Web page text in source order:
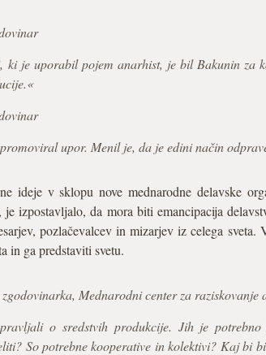
je uporabil pojem anarhist, je bil Bakunin za
upor. Menil je, da je edini način
ideje v sklopu nove mednarodne delavske
izpostavljalo, da mora biti emancipacija
pozlačevalcev in mizarjev iz celega
in ga predstaviti svetu.
Mednarodni center za raziskovanje
o sredstvih produkcije. Jih je
So potrebne kooperative in kolektivi? Kaj bi